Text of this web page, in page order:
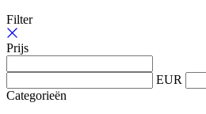
Filter
Prijs
EUR
Categorieën